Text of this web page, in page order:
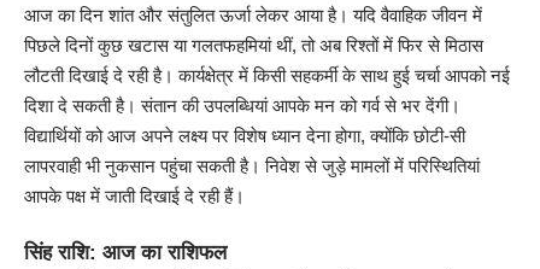
आज का दिन शांत और संतुलित ऊर्जा लेकर आया है। यदि वैवाहिक जीवन में
पिछले दिनों कुछ खटास या गलतफहमियां थीं, तो अब रिश्तों में फिर से मिठास
लौटती दिखाई दे रही है। कार्यक्षेत्र में किसी सहकर्मी के साथ हुई चर्चा आपको नई
दिशा दे सकती है। संतान की उपलब्धियां आपके मन को गर्व से भर देंगी।
विद्यार्थियों को आज अपने लक्ष्य पर विशेष ध्यान देना होगा, क्योंकि छोटी-सी
लापरवाही भी नुकसान पहुंचा सकती है। निवेश से जुड़े मामलों में परिस्थितियां
आपके पक्ष में जाती दिखाई दे रही हैं।
सिंह राशि: आज का राशिफल